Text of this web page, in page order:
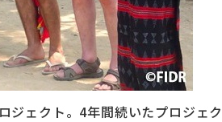
ジェクト。4年間続いたプロジェク